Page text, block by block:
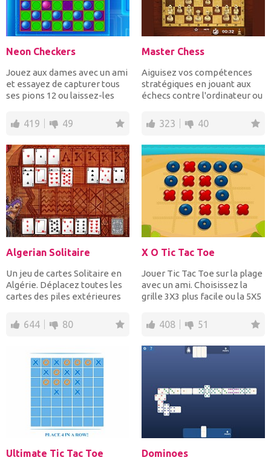
Neon Checkers
Jouez aux dames avec un ami
et essayez de capturer tous
ses pions 12 ou laissez-les
419 49
Master Chess
Aiguisez vos compétences
stratégiques en jouant aux
échecs contre l'ordinateur ou
323 40
Algerian Solitaire
Un jeu de cartes Solitaire en
Algérie. Déplacez toutes les
cartes des piles extérieures
644 80
X O Tic Tac Toe
Jouer Tic Tac Toe sur la plage
avec un ami. Choisissez la
grille 3X3 plus facile ou la 5X5
408 51
Ultimate Tic Tac Toe Dominoes